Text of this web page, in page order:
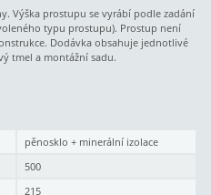
Výška prostupu se vyrábí podle zadání
typu prostupu). Prostup není
Dodávka obsahuje jednotlivé
tmel a montážní sadu.
pěnosklo + minerální izolace
500
215